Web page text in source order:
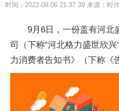
时间：2022-09-06 21:37:39 来源：时
9月6日，一份盖有河北
司（下称“河北格力盛世欣
力消费者告知书》（下称《